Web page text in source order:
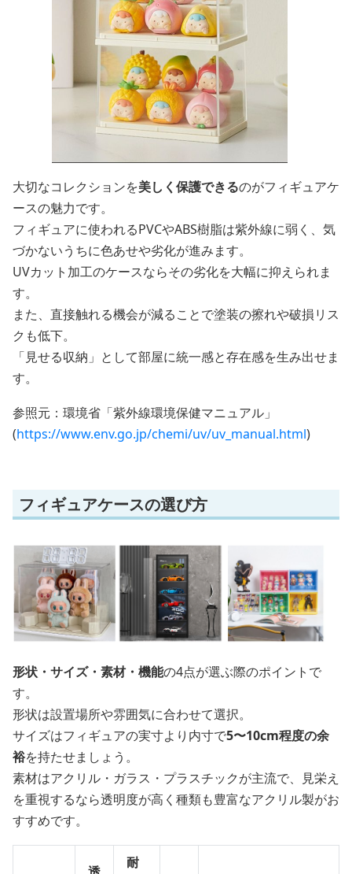
大切なコレクションを美しく保護できるのがフィギュアケ
ースの魅力です。
フィギュアに使われるPVCやABS樹脂は紫外線に弱く、気
づかないうちに色あせや劣化が進みます。
UVカット加工のケースならその劣化を大幅に抑えられま
す。
また、直接触れる機会が減ることで塗装の擦れや破損リス
クも低下。
「見せる収納」として部屋に統一感と存在感を生み出せま
す。
参照元：環境省「紫外線環境保健マニュアル」
(https://www.env.go.jp/chemi/uv/uv_manual.html)
フィギュアケースの選び方
形状・サイズ・素材・機能の4点が選ぶ際のポイントで
す。
形状は設置場所や雰囲気に合わせて選択。
サイズはフィギュアの実寸より内寸で5〜10cm程度の余
裕を持たせましょう。
素材はアクリル・ガラス・プラスチックが主流で、見栄え
を重視するなら透明度が高く種類も豊富なアクリル製がお
すすめです。
耐